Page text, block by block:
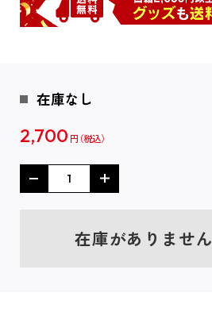
在庫なし
2,700 円
在庫がありません